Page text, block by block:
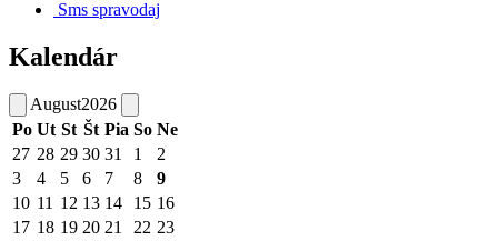
Sms spravodaj
Kalendár
August2026
Po Ut St Št Pia So Ne
27 28 29 30 31 1
2
3
4 5 6 7 8
9
10 11 12 13 14 15 16
17 18 19 20 21 22 23